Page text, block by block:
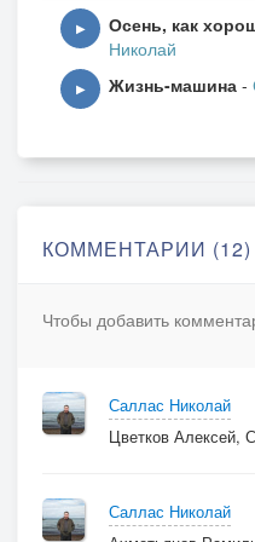
Наши головы
Не найдём пути
▶ Осень, как
Николай
▶ Жизнь-машина -
КОММЕНТАРИИ (12)
Чтобы добавить
Саллас Николай
Цветков Алексей,
Саллас Николай